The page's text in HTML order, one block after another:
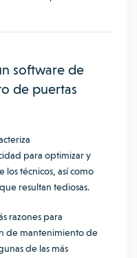
software de
de puertas
para optimizar y
los técnicos, así como
resultan tediosas.
razones para
de mantenimiento de
de las más